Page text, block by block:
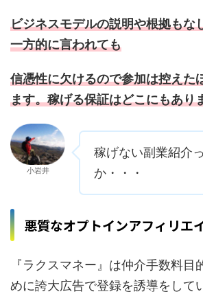
ビジネスモデルの説明や根拠もな
一方的に言われても
信憑性に欠けるので参加は控えた
ます。稼げる保証はどこにもあり
小岩井
稼げない副業紹介
か・・・
悪質なオプトインアフィリエ
『ラクスマネー』は仲介手数料目
めに誇大広告で登録を誘導をして